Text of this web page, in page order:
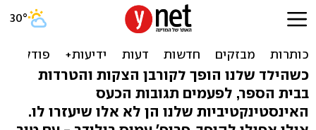
"מרביצים לך בביה"ס? תלמד
להחזיר!"
כשהילד שלנו הופך לקורבן הצקות והטרדות
בבית הספר, לפעמים תגובות הכעס
האינסטינקטיביות שלנו הן לא אלו שיעזרו לו.